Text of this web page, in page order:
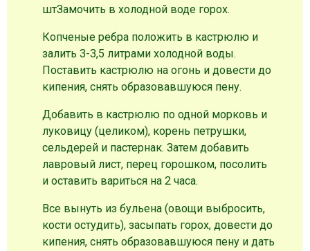
штЗамочить в холодной воде горох.
Копченые ребра положить в кастрюлю и
залить 3-3,5 литрами холодной воды.
Поставить кастрюлю на огонь и довести до
кипения, снять образовавшуюся пену.
Добавить в кастрюлю по одной морковь и
луковицу (целиком), корень петрушки,
сельдерей и пастернак. Затем добавить
лавровый лист, перец горошком, посолить
и оставить вариться на 2 часа.
Все вынуть из бульена (овощи выбросить,
кости остудить), засыпать горох, довести до
кипения, снять образовавшуюся пену и дать